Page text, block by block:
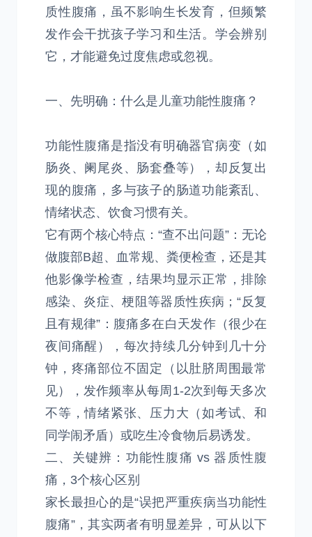
质性腹痛，虽不影响生长发育，但频繁
发作会干扰孩子学习和生活。学会辨别
它，才能避免过度焦虑或忽视。
一、先明确：什么是儿童功能性腹痛？
功能性腹痛是指没有明确器官病变（如
肠炎、阑尾炎、肠套叠等），却反复出
现的腹痛，多与孩子的肠道功能紊乱、
情绪状态、饮食习惯有关。
它有两个核心特点：“查不出问题”：无论
做腹部B超、血常规、粪便检查，还是其
他影像学检查，结果均显示正常，排除
感染、炎症、梗阻等器质性疾病；“反复
且有规律”：腹痛多在白天发作（很少在
夜间痛醒），每次持续几分钟到几十分
钟，疼痛部位不固定（以肚脐周围最常
见），发作频率从每周1-2次到每天多次
不等，情绪紧张、压力大（如考试、和
同学闹矛盾）或吃生冷食物后易诱发。
二、关键辨：功能性腹痛 vs 器质性腹
痛，3个核心区别
家长最担心的是“误把严重疾病当功能性
腹痛”，其实两者有明显差异，可从以下